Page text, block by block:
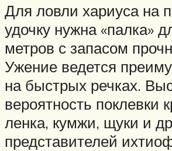
Для ловли хариуса на
удочку нужна «палка»
метров с запасом
Ужение ведется
на быстрых речках.
вероятность поклевки
ленка, кумжи, щуки и
представителей